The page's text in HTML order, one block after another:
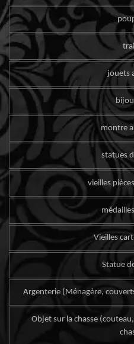
jouets
montre
statues
vieilles
Vieilles
Statue
Argenterie (Ménagère,
Objet sur la chasse